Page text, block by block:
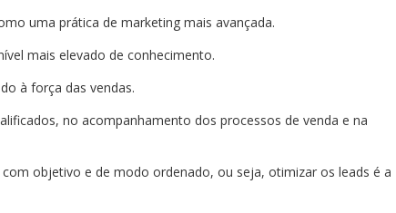
uma prática de marketing mais avançada.
mais elevado de conhecimento.
à força das vendas.
no acompanhamento dos processos de venda e na
objetivo e de modo ordenado, ou seja, otimizar os leads é a